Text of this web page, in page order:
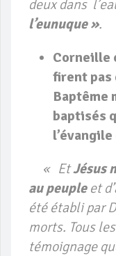
deux dans
l’eunuque ».
Corneille
firent pas
Baptême
baptisés
« EtJésus
au peupleet
été établi par
morts. Tous
témoignage